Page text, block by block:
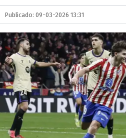
Publicado: 09-03-2026 13:31